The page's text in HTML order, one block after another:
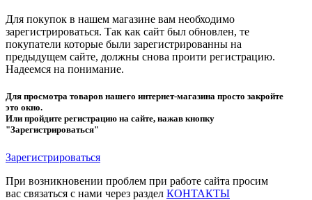
Для покупок в нашем магазине вам необходимо
зарегистрироваться. Так как сайт был обновлен, те
покупатели которые были зарегистрированны на
предыдущем сайте, должны снова проити регистрацию.
Надеемся на понимание.
Для просмотра товаров нашего интернет-магазина просто закройте
это окно.
Или пройдите регистрацию на сайте, нажав кнопку
"Зарегистрироваться"
Зарегистрироваться
При возникновении проблем при работе сайта просим
вас связаться с нами через раздел КОНТАКТЫ